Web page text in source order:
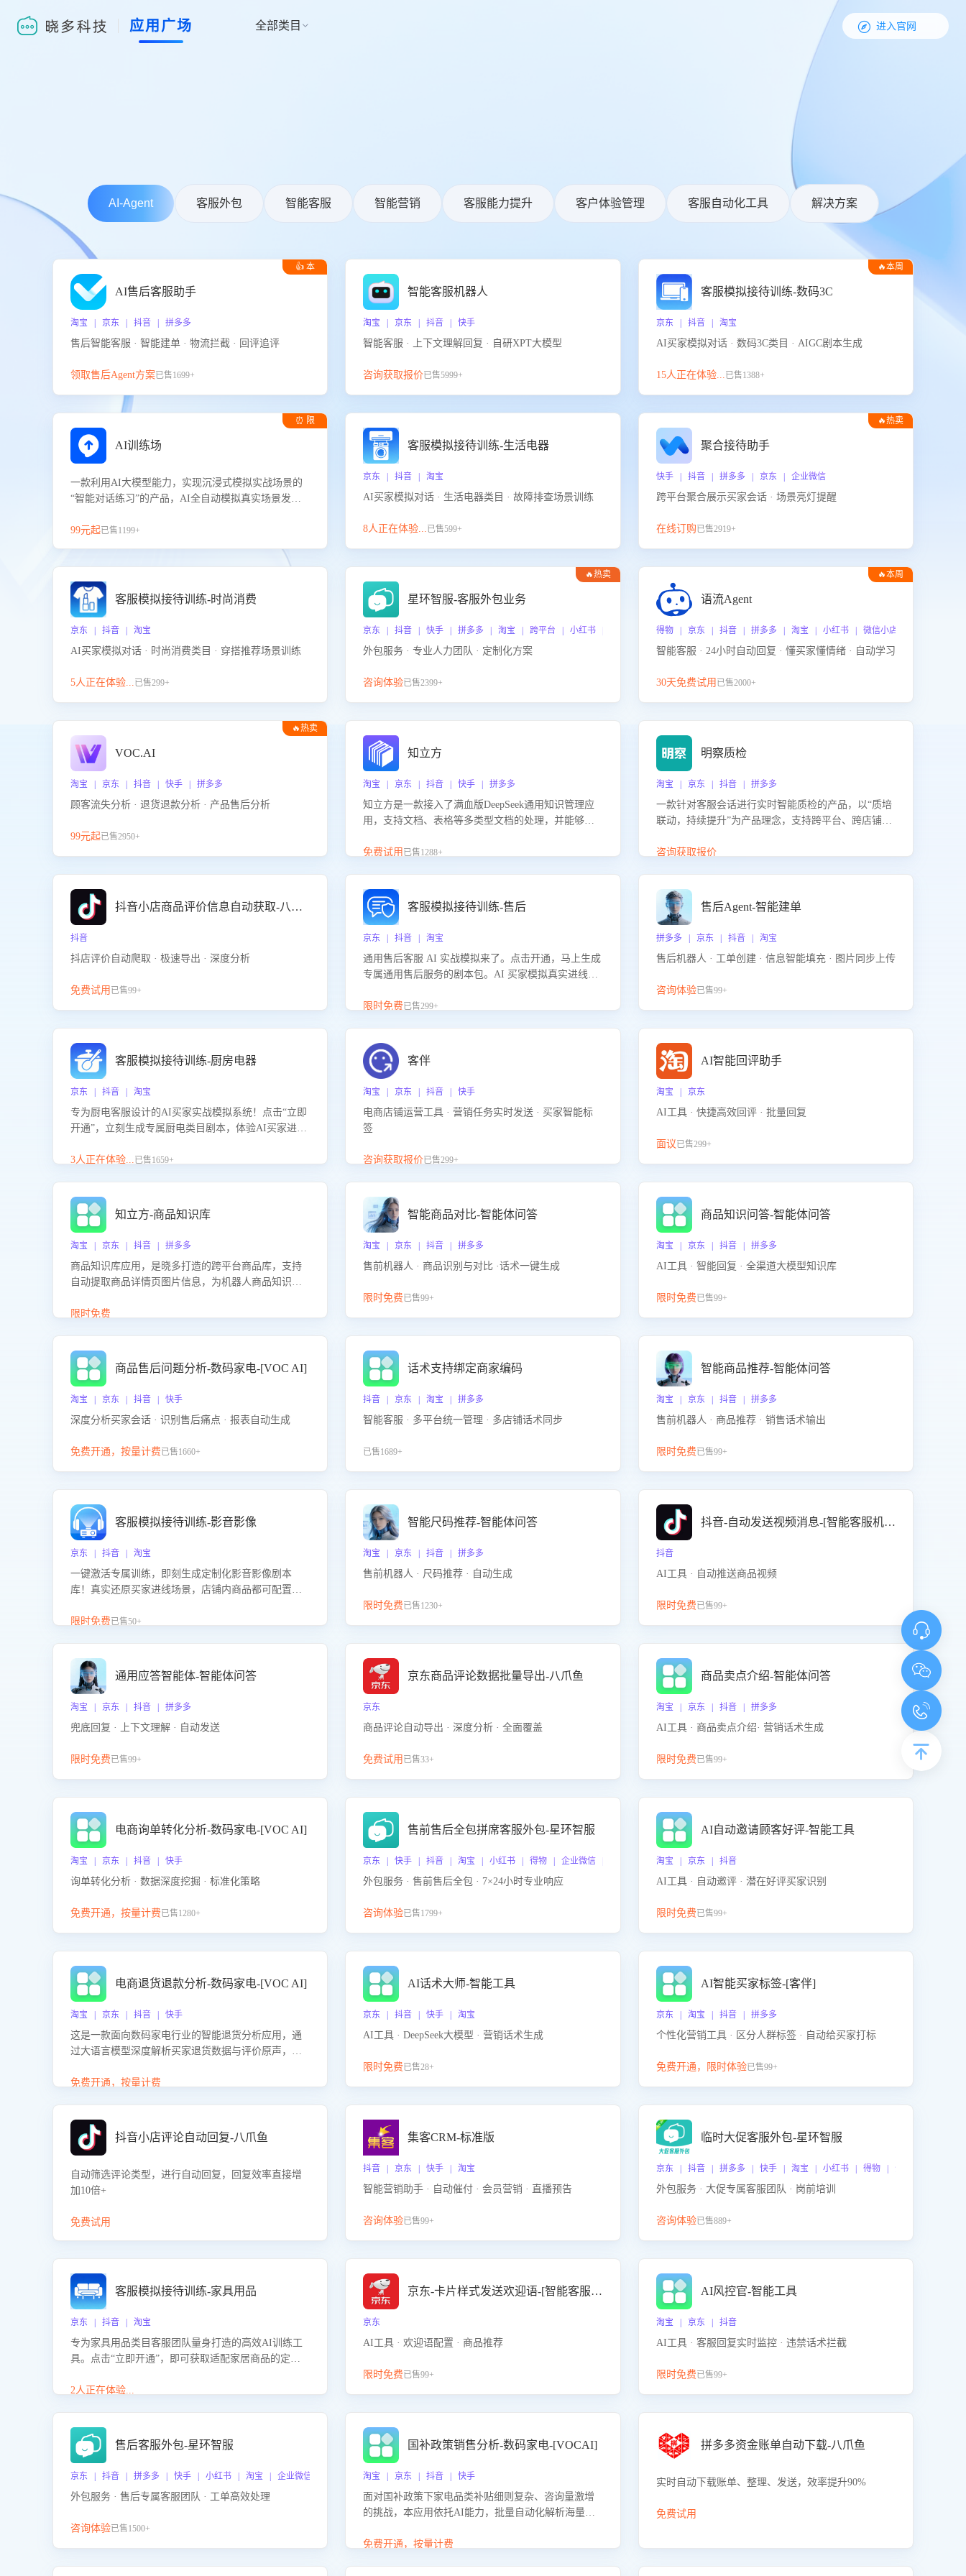
应用广场 全部类目   进入官网
AI-Agent 客服外包 智能客服 智能营销 客服能力提升 客户体验管理 客服自动化工具 解决方案
👍 本
AI售后客服助手
淘宝 | 京东 | 抖音 | 拼多多
售后智能客服 · 智能建单 · 物流拦截 · 回评追评
领取售后Agent方案已售1699+
智能客服机器人
淘宝 | 京东 | 抖音 | 快手
智能客服 · 上下文理解回复 · 自研XPT大模型
咨询获取报价已售5999+
🔥本周
客服模拟接待训练-数码3C
京东 | 抖音 | 淘宝
AI买家模拟对话 · 数码3C类目 · AIGC剧本生成
15人正在体验...已售1388+
⏰ 限
AI训练场
一款利用AI大模型能力，实现沉浸式模拟实战场景的
“智能对话练习”的产品，AI全自动模拟真实场景发生
提升客服团队的销服能力。
99元起已售1199+
客服模拟接待训练-生活电器
京东 | 抖音 | 淘宝
AI买家模拟对话 · 生活电器类目 · 故障排查场景训练
8人正在体验...已售599+
🔥热卖
聚合接待助手
快手 | 抖音 | 拼多多 | 京东 | 企业微信
跨平台聚合展示买家会话 · 场景亮灯提醒
在线订购已售2919+
客服模拟接待训练-时尚消费
京东 | 抖音 | 淘宝
AI买家模拟对话 · 时尚消费类目 · 穿搭推荐场景训练
5人正在体验...已售299+
🔥热卖
星环智服-客服外包业务
京东 | 抖音 | 快手 | 拼多多 | 淘宝 | 跨平台 | 小红书 | 得物 | 企业微信
外包服务 · 专业人力团队 · 定制化方案
咨询体验已售2399+
🔥本周
语流Agent
得物 | 京东 | 抖音 | 拼多多 | 淘宝 | 小红书 | 微信小店 | 快手 | 唯品
智能客服 · 24小时自动回复 · 懂买家懂情绪 · 自动学习
30天免费试用 已售2000+
🔥热卖
VOC.AI
淘宝 | 京东 | 抖音 | 快手 | 拼多多
顾客流失分析 · 退货退款分析 · 产品售后分析
99元起已售2950+
知立方
淘宝 | 京东 | 抖音 | 快手 | 拼多多
知立方是一款接入了满血版DeepSeek通用知识管理应
用，支持文档、表格等多类型文档的处理，并能够基
景提供强大的知识支持，帮助用户高效管理和利用知
免费试用 已售1288+
明察质检
淘宝 | 京东 | 抖音 | 拼多多
一款针对客服会话进行实时智能质检的产品，以“质培
联动，持续提升”为产品理念，支持跨平台、跨店铺的
联动，持续提升客服团队的销服能力。
咨询获取报价
抖音小店商品评价信息自动获取-八爪鱼
抖音
抖店评价自动爬取 · 极速导出 · 深度分析
免费试用 已售99+
客服模拟接待训练-售后
京东 | 抖音 | 淘宝
通用售后客服 AI 实战模拟来了。点击开通，马上生成
专属通用售后服务的剧本包。AI 买家模拟真实进线咨
咨询等售后场景的应对要点，轻松提升服务能力。
限时免费已售299+
售后Agent-智能建单
拼多多 | 京东 | 抖音 | 淘宝
售后机器人 · 工单创建 · 信息智能填充 · 图片同步上传
咨询体验已售99+
客服模拟接待训练-厨房电器
京东 | 抖音 | 淘宝
专为厨电客服设计的AI买家实战模拟系统！点击“立即
开通”，立刻生成专属厨电类目剧本，体验AI买家进线
能咨询”等真实场景应对技巧！
3人正在体验...已售1659+
客伴
淘宝 | 京东 | 抖音 | 快手
电商店铺运营工具 · 营销任务实时发送 · 买家智能标
签
咨询获取报价已售299+
AI智能回评助手
淘宝 | 京东
AI工具 · 快捷高效回评 · 批量回复
面议已售299+
知立方-商品知识库
淘宝 | 京东 | 抖音 | 拼多多
商品知识库应用，是晓多打造的跨平台商品库，支持
自动提取商品详情页图片信息，为机器人商品知识问
商品知识。
限时免费
智能商品对比-智能体问答
淘宝 | 京东 | 抖音 | 拼多多
售前机器人 · 商品识别与对比 ·话术一键生成
限时免费已售99+
商品知识问答-智能体问答
淘宝 | 京东 | 抖音 | 拼多多
AI工具 · 智能回复 · 全渠道大模型知识库
限时免费已售99+
商品售后问题分析-数码家电-[VOC AI]
淘宝 | 京东 | 抖音 | 快手
深度分析买家会话 · 识别售后痛点 · 报表自动生成
免费开通，按量计费已售1660+
话术支持绑定商家编码
抖音 | 京东 | 淘宝 | 拼多多
智能客服 · 多平台统一管理 · 多店铺话术同步
已售1689+
智能商品推荐-智能体问答
淘宝 | 京东 | 抖音 | 拼多多
售前机器人 · 商品推荐 · 销售话术输出
限时免费已售99+
客服模拟接待训练-影音影像
京东 | 抖音 | 淘宝
一键激活专属训练，即刻生成定制化影音影像剧本
库！真实还原买家进线场景，店铺内商品都可配置到
升客服售前转化率。点击 “立即开通”，快速获取影音
限时免费已售50+
智能尺码推荐-智能体问答
淘宝 | 京东 | 抖音 | 拼多多
售前机器人 · 尺码推荐 · 自动生成
限时免费已售1230+
抖音-自动发送视频消息-[智能客服机器人]
抖音
AI工具 · 自动推送商品视频
限时免费已售99+
通用应答智能体-智能体问答
淘宝 | 京东 | 抖音 | 拼多多
兜底回复 · 上下文理解 · 自动发送
限时免费已售99+
京东商品评论数据批量导出-八爪鱼
京东
商品评论自动导出 · 深度分析 · 全面覆盖
免费试用 已售33+
商品卖点介绍-智能体问答
淘宝 | 京东 | 抖音 | 拼多多
AI工具 · 商品卖点介绍· 营销话术生成
限时免费已售99+
电商询单转化分析-数码家电-[VOC AI]
淘宝 | 京东 | 抖音 | 快手
询单转化分析 · 数据深度挖掘 · 标准化策略
免费开通，按量计费已售1280+
售前售后全包拼席客服外包-星环智服
京东 | 快手 | 抖音 | 淘宝 | 小红书 | 得物 | 企业微信 | 跨平台
外包服务 · 售前售后全包 · 7×24小时专业响应
咨询体验已售1799+
AI自动邀请顾客好评-智能工具
淘宝 | 京东 | 抖音
AI工具 · 自动邀评 · 潜在好评买家识别
限时免费已售99+
电商退货退款分析-数码家电-[VOC AI]
淘宝 | 京东 | 抖音 | 快手
这是一款面向数码家电行业的智能退货分析应用，通
过大语言模型深度解析买家退货数据与评价原声，精
因，并输出可落地的改进建议，通过挖掘用户痛点驱
免费开通，按量计费
AI话术大师-智能工具
京东 | 抖音 | 快手 | 淘宝
AI工具 · DeepSeek大模型 · 营销话术生成
限时免费已售28+
AI智能买家标签-[客伴]
京东 | 淘宝 | 抖音 | 拼多多
个性化营销工具 · 区分人群标签 · 自动给买家打标
免费开通，限时体验已售99+
抖音小店评论自动回复-八爪鱼
自动筛选评论类型，进行自动回复，回复效率直接增
加10倍+
免费试用
集客CRM-标准版
抖音 | 京东 | 快手 | 淘宝
智能营销助手 · 自动催付 · 会员营销 · 直播预告
咨询体验已售99+
临时大促客服外包-星环智服
京东 | 抖音 | 拼多多 | 快手 | 淘宝 | 小红书 | 得物 | 企业微信
外包服务 · 大促专属客服团队 · 岗前培训
咨询体验已售889+
客服模拟接待训练-家具用品
京东 | 抖音 | 淘宝
专为家具用品类目客服团队量身打造的高效AI训练工
具。点击“立即开通”，即可获取适配家居商品的定制
客服在家具用品功能、尺寸参数咨询等高频场景下的
2人正在体验...
京东-卡片样式发送欢迎语-[智能客服机器人]
京东
AI工具 · 欢迎语配置 · 商品推荐
限时免费已售99+
AI风控官-智能工具
淘宝 | 京东 | 抖音
AI工具 · 客服回复实时监控 · 违禁话术拦截
限时免费已售99+
售后客服外包-星环智服
京东 | 抖音 | 拼多多 | 快手 | 小红书 | 淘宝 | 企业微信
外包服务 · 售后专属客服团队 · 工单高效处理
咨询体验已售1500+
国补政策销售分析-数码家电-[VOCAI]
淘宝 | 京东 | 抖音 | 快手
面对国补政策下家电品类补贴细则复杂、咨询量激增
的挑战，本应用依托AI能力，批量自动化解析海量客
政策的关注焦点与购买意向，深度洞察决策动因。同
免费开通，按量计费
拼多多资金账单自动下载-八爪鱼
实时自动下载账单、整理、发送，效率提升90%
免费试用